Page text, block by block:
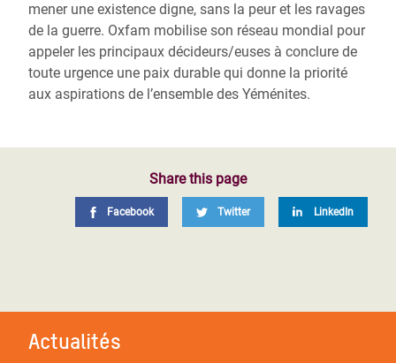
mener une existence digne, sans la peur et les ravages
de la guerre. Oxfam mobilise son réseau mondial pour
appeler les principaux décideurs/euses à conclure de
toute urgence une paix durable qui donne la priorité
aux aspirations de l’ensemble des Yéménites.
Share this page
Facebook Twitter LinkedIn
Actualités